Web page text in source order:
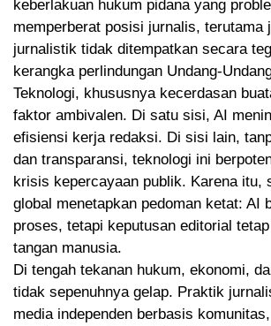
keberlakuan hukum pidana yang
memperberat posisi jurnalis, terutama
jurnalistik tidak ditempatkan secara
kerangka perlindungan Undang-
Teknologi, khususnya kecerdasan
faktor ambivalen. Di satu sisi, AI
efisiensi kerja redaksi. Di sisi lain,
dan transparansi, teknologi ini
krisis kepercayaan publik. Karena itu,
global menetapkan pedoman ketat: AI
proses, tetapi keputusan editorial
tangan manusia.
Di tengah tekanan hukum, ekonomi,
tidak sepenuhnya gelap. Praktik
media independen berbasis